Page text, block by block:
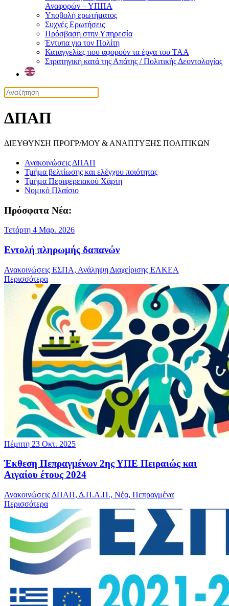
Αναφορών – ΥΠΠΑ
Υποβολή ερωτήματος
Συχνές Ερωτήσεις
Πρόσβαση στην Υπηρεσία
Έντυπα για τον Πολίτη
Καταγγελίες που αφορούν τα έργα του ΤΑΑ
Στρατηγική κατά της Απάτης / Πολιτικής Δεοντολογίας
ΔΠΑΠ
ΔΙΕΥΘΥΝΣΗ ΠΡΟΓΡ/ΜΟΥ & ΑΝΑΠΤΥΞΗΣ ΠΟΛΙΤΙΚΩΝ
Ανακοινώσεις ΔΠΑΠ
Τμήμα βελτίωσης και ελέγχου ποιότητας
Τμήμα Περιφερειακού Χάρτη
Νομικό Πλαίσιο
Πρόσφατα Νέα:
Τετάρτη 4 Μαρ. 2026
Εντολή πληρωμής δαπανών
Ανακοινώσεις ΕΣΠΑ, Ανάληψη Διαχείρισης ΕΛΚΕΑ
Περισσότερα
Πέμπτη 23 Οκτ. 2025
Έκθεση Πεπραγμένων 2ης ΥΠΕ Πειραιώς και
Αιγαίου έτους 2024
Ανακοινώσεις ΔΠΑΠ, Δ.Π.Α.Π., Νέα, Πεπραγμένα
Περισσότερα